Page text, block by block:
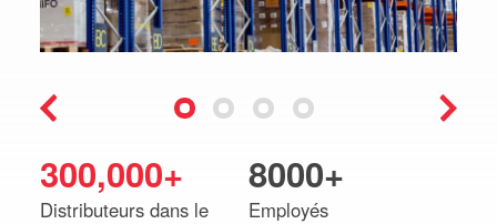
300,000+
Distributeurs dans le
8000+
Employés